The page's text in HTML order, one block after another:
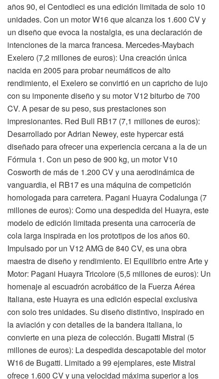
años 90, el Centodieci es una edición limitada de solo 10
unidades. Con un motor W16 que alcanza los 1.600 CV y
un diseño que evoca la nostalgia, es una declaración de
intenciones de la marca francesa. Mercedes-Maybach
Exelero (7,2 millones de euros): Una creación única
nacida en 2005 para probar neumáticos de alto
rendimiento, el Exelero se convirtió en un capricho de lujo
con su imponente diseño y su motor V12 biturbo de 700
CV. A pesar de su peso, sus prestaciones son
impresionantes. Red Bull RB17 (7,1 millones de euros):
Desarrollado por Adrian Newey, este hypercar está
diseñado para ofrecer una experiencia cercana a la de un
Fórmula 1. Con un peso de 900 kg, un motor V10
Cosworth de más de 1.200 CV y una aerodinámica de
vanguardia, el RB17 es una máquina de competición
homologada para carretera. Pagani Huayra Codalunga (7
millones de euros): Como una despedida del Huayra, este
modelo de edición limitada presenta una carrocería de
cola larga inspirada en los prototipos de los años 60.
Impulsado por un V12 AMG de 840 CV, es una obra
maestra de diseño y rendimiento. El Equilibrio entre Arte y
Motor: Pagani Huayra Tricolore (5,5 millones de euros): Un
homenaje al escuadrón acrobático de la Fuerza Aérea
Italiana, este Huayra es una edición especial exclusiva
con solo tres unidades. Su diseño distintivo, inspirado en
la aviación y con detalles de la bandera italiana, lo
convierte en una pieza de colección. Bugatti Mistral (5
millones de euros): La despedida descapotable del motor
W16 de Bugatti. Limitado a 99 ejemplares, este Mistral
ofrece 1.600 CV y una velocidad máxima superior a los